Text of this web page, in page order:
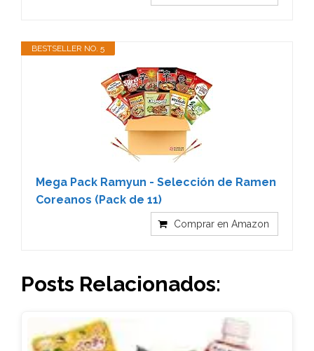
BESTSELLER NO. 5
Mega Pack Ramyun - Selección de Ramen
Coreanos (Pack de 11)
Comprar en Amazon
Posts Relacionados: